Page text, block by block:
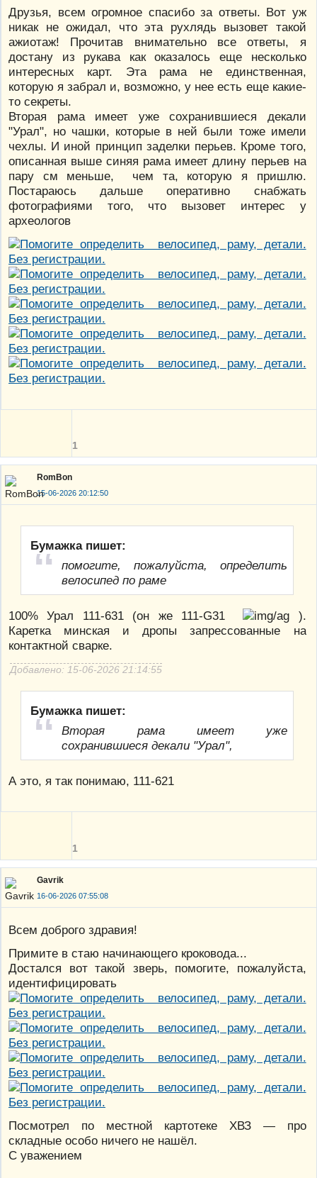
Друзья, всем огромное спасибо за ответы. Вот уж
никак не ожидал, что эта рухлядь вызовет такой
ажиотаж! Прочитав внимательно все ответы, я
достану из рукава как оказалось еще несколько
интересных карт. Эта рама не единственная,
которую я забрал и, возможно, у нее есть еще какие-
то секреты.
Вторая рама имеет уже сохранившиеся декали
"Урал", но чашки, которые в ней были тоже имели
чехлы. И иной принцип заделки перьев. Кроме того,
описанная выше синяя рама имеет длину перьев на
пару см меньше, чем та, которую я пришлю.
Постараюсь дальше оперативно снабжать
фотографиями того, что вызовет интерес у
археологов
1
RomBon
15-06-2026 20:12:50
Бумажка пишет:
помогите, пожалуйста, определить
велосипед по раме
100% Урал 111-631 (он же 111-G31
).
Каретка минская и дропы запрессованные на
контактной сварке.
Добавлено: 15-06-2026 21:14:55
Бумажка пишет:
Вторая рама имеет уже
сохранившиеся декали "Урал",
А это, я так понимаю, 111-621
1
Gavrik
16-06-2026 07:55:08
Всем доброго здравия!
Примите в стаю начинающего кроковода...
Достался вот такой зверь, помогите, пожалуйста,
идентифицировать
Посмотрел по местной картотеке ХВЗ — про
складные особо ничего не нашёл.
С уважением